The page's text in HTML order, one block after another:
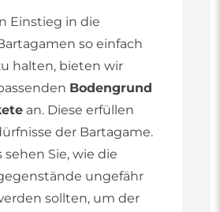
Einstieg in die
so einfach
halten, bieten wir
Bodengrund
an. Diese erfüllen
der Bartagame.
Sie, wie die
ungefähr
sollten, um der